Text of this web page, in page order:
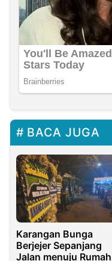
BACA JUGA
Karangan Bunga
Berjejer Sepanjang
Jalan menuju Rumah